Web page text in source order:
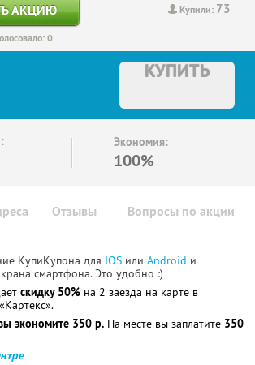
Купили: 73
АКЦИЮ
0
КУПИТЬ
Экономия:
100%
Отзывы Вопросы по акции
КупиКупона для IOS или Android и
смартфона. Это удобно :)
скидку 50% на 2 заезда на карте в
экономите 350 р. На месте вы заплатите 350